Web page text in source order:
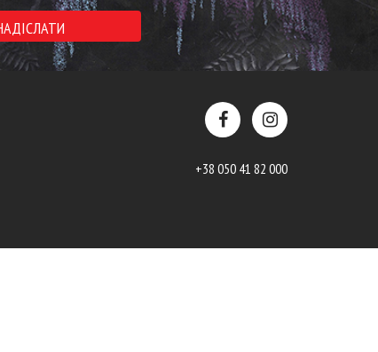
+38 050 41 82 000